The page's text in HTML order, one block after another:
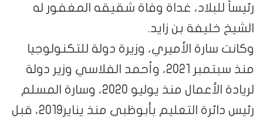
رئيساً للبلاد، غداة وفاة شقيقه المغفور له
الشيخ خليفة بن زايد.
وكانت سارة الأميري، وزيرة دولة للتكنولوجيا
منذ سبتمبر 2021، وأحمد الفلاسي وزير دولة
لريادة الأعمال منذ يوليو 2020، وسارة المسلم
رئيس دائرة التعليم بأبوظبي منذ يناير2019، قبل